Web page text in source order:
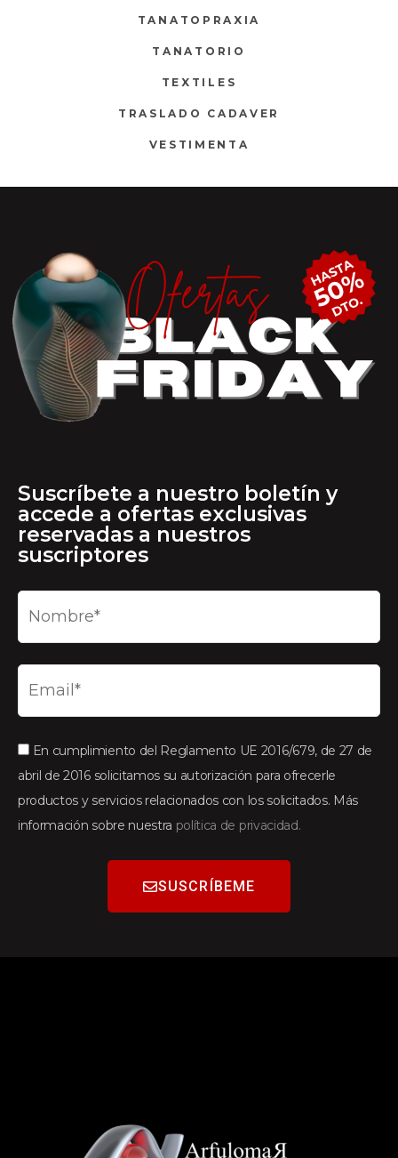
TANATOPRAXIA
TANATORIO
TEXTILES
TRASLADO CADAVER
VESTIMENTA
Suscríbete a nuestro boletín y
accede a ofertas exclusivas
reservadas a nuestros
suscriptores
En cumplimiento del Reglamento UE 2016/679, de 27 de
abril de 2016 solicitamos su autorización para ofrecerle
productos y servicios relacionados con los solicitados. Más
información sobre nuestra política de privacidad.
SUSCRÍBEME